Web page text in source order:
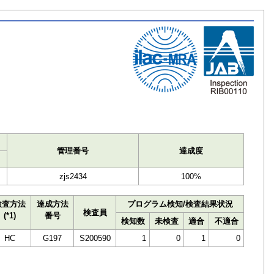
管理番号 達成度
zjs2434 100%
査方法
(*1)
達成方法
番号
検査員
プログラム検知/検査結果状況
検知数
未検査 適合
不適合
HC
G197 S200590 1 0 1 0